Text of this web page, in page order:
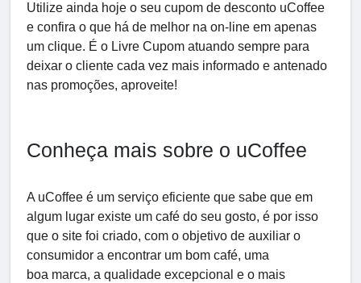
Utilize ainda hoje o seu cupom de desconto uCoffee
e confira o que há de melhor na on-line em apenas
um clique. É o Livre Cupom atuando sempre para
deixar o cliente cada vez mais informado e antenado
nas promoções, aproveite!
Conheça mais sobre o uCoffee
A uCoffee é um serviço eficiente que sabe que em
algum lugar existe um café do seu gosto, é por isso
que o site foi criado, com o objetivo de auxiliar o
consumidor a encontrar um bom café, uma
boa marca, a qualidade excepcional e o mais